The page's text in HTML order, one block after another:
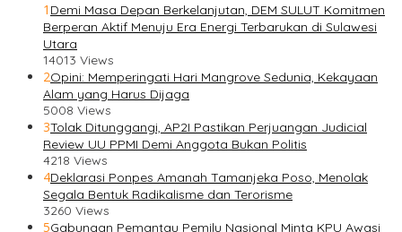
1 Demi Masa Depan Berkelanjutan, DEM SULUT Komitmen
Berperan Aktif Menuju Era Energi Terbarukan di Sulawesi
Utara
14013 Views
2Opini: Memperingati Hari Mangrove Sedunia, Kekayaan
Alam yang Harus Dijaga
5008 Views
3Tolak Ditunggangi, AP2I Pastikan Perjuangan Judicial
Review UU PPMI Demi Anggota Bukan Politis
4218 Views
4Deklarasi Ponpes Amanah Tamanjeka Poso, Menolak
Segala Bentuk Radikalisme dan Terorisme
3260 Views
5Gabungan Pemantau Pemilu Nasional Minta KPU Awasi